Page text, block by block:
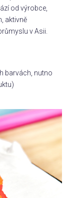
od výrobce,
aktivně
v Asii.
barvách, nutno